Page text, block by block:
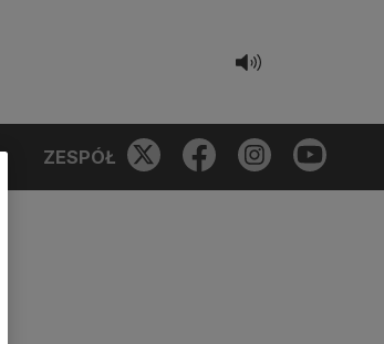
ZESPÓŁ